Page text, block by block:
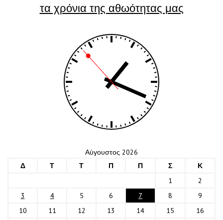
τα χρόνια της αθωότητας μας
Αύγουστος 2026
Δ
Τ Τ Π Π Σ
Κ
1
2
3
4 5 6 7 8
9
10
11 12 13 14 15
16